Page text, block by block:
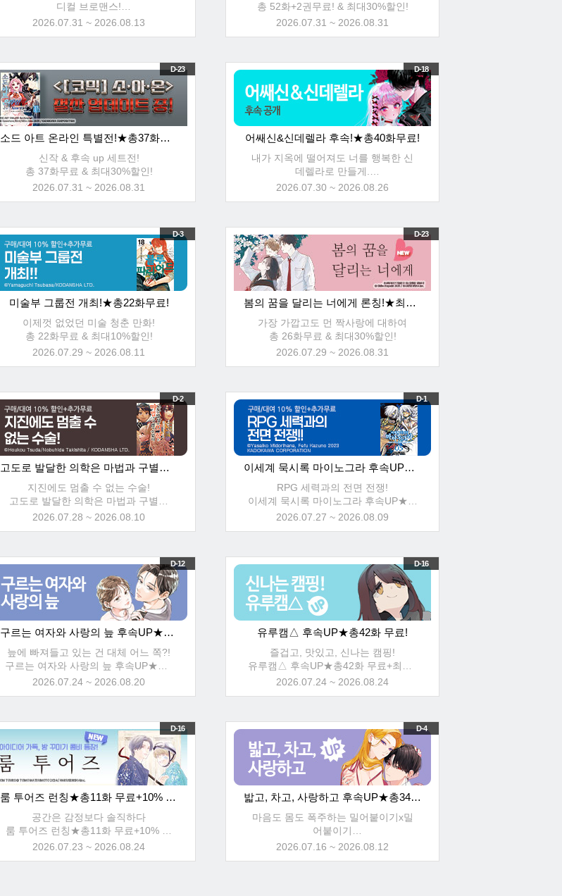
디컬 브로맨스!
총 45화+5권무료! & 최대30%할인!
2026.07.31 ~ 2026.08.13
총 52화+2권무료! & 최대30%할인!
2026.07.31 ~ 2026.08.31
D-23
소드 아트 온라인 특별전!★총37화무료!
신작 & 후속 up 세트전!
총 37화무료 & 최대30%할인!
2026.07.31 ~ 2026.08.31
D-18
어쌔신&신데렐라 후속!★총40화무료!
내가 지옥에 떨어져도 너를 행복한 신
데렐라로 만들게.
총 40화무료 & 최대30%할인!
2026.07.30 ~ 2026.08.26
D-3
미술부 그룹전 개최!★총22화무료!
이제껏 없었던 미술 청춘 만화!
총 22화무료 & 최대10%할인!
2026.07.29 ~ 2026.08.11
D-23
봄의 꿈을 달리는 너에게 론칭!★최대30%할인!
가장 가깝고도 먼 짝사랑에 대하여
총 26화무료 & 최대30%할인!
2026.07.29 ~ 2026.08.31
D-2
고도로 발달한 의학은 마법과 구별할 수 없다 후속UP★총24화 무료!
지진에도 멈출 수 없는 수술!
고도로 발달한 의학은 마법과 구별할
수 없다 후속UP★총24화 무료+10% 할
2026.07.28 ~ 2026.08.10
D-1
이세계 묵시록 마이노그라 후속UP★총18화 무료!
RPG 세력과의 전면 전쟁!
이세계 묵시록 마이노그라 후속UP★총
18화 무료!+10% 할인!
2026.07.27 ~ 2026.08.09
D-12
구르는 여자와 사랑의 늪 후속UP★총44화 무료!
늪에 빠져들고 있는 건 대체 어느 쪽?!
구르는 여자와 사랑의 늪 후속UP★총4
4화 무료+최대 30% 할인!
2026.07.24 ~ 2026.08.20
D-16
유루캠△ 후속UP★총42화 무료!
즐겁고, 맛있고, 신나는 캠핑!
유루캠△ 후속UP★총42화 무료+최대3
0% 할인!
2026.07.24 ~ 2026.08.24
D-16
룸 투어즈 런칭★총11화 무료+10% 할인!
공간은 감정보다 솔직하다
룸 투어즈 런칭★총11화 무료+10% 할
인!
2026.07.23 ~ 2026.08.24
D-4
밟고, 차고, 사랑하고 후속UP★총34화 무료!
마음도 몸도 폭주하는 밀어붙이기x밀
어붙이기
밟고, 차고, 사랑하고 후속UP★총34화
2026.07.16 ~ 2026.08.12